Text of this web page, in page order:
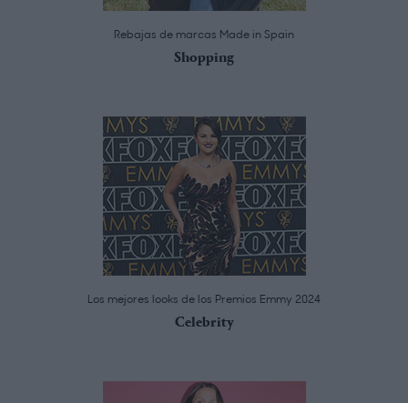
Rebajas de marcas Made in Spain
Shopping
Los mejores looks de los Premios Emmy 2024
Celebrity